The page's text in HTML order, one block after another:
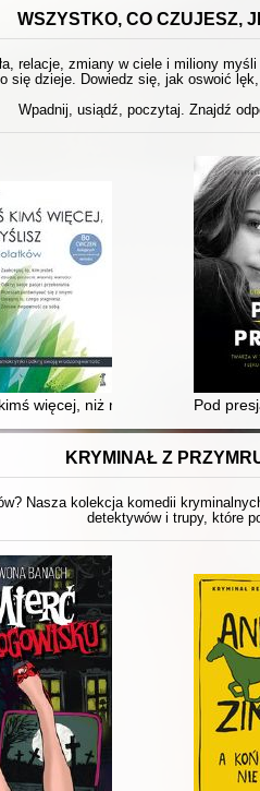
WSZYSTKO, CO CZUJESZ,
relacje, zmiany w ciele i miliony
się dzieje. Dowiedz się, jak oswoić
Wpadnij, usiądź, poczytaj. Znajdź
opowieści o życiu, miłości i
więcej, niż myślisz : dla Pod
KRYMINAŁ Z
Nasza kolekcja komedii
detektywów i trupy, które